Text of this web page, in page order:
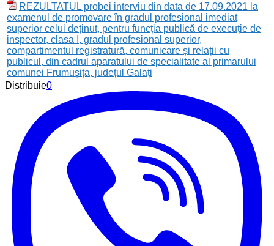
REZULTATUL probei interviu din data de 17.09.2021 la
examenul de promovare în gradul profesional imediat
superior celui deținut, pentru funcția publică de execuție de
inspector, clasa I, gradul profesional superior,
compartimentul registratură, comunicare și relații cu
publicul, din cadrul aparatului de specialitate al primarului
comunei Frumușița, județul Galați
Distribuie0